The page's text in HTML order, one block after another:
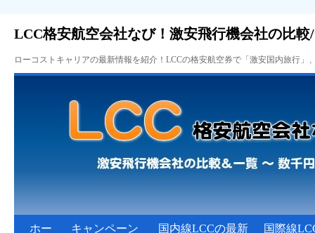
LCC格安航空会社なび！激安飛行機会社の比較
ローコストキャリアの最新情報を紹介！LCCの格安航空券で「激安国内旅行
ホー キャンペーン 国内線LCCの最新 国際線